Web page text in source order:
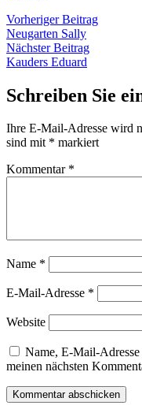
Vorheriger Beitrag
Neugarten Sally
Nächster BeitragNächster
Kauders Eduard
Schreiben Sie
Ihre E-Mail-Adresse wird
sind mit * markiert
Kommentar *
Name *
E-Mail-Adresse *
Website
Name, E-Mail-
meinen nächsten